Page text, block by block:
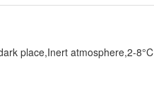
place,Inert atmosphere,2-8°C